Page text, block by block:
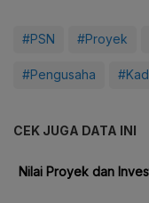
#PSN #Proyek
#Pengusaha
CEK JUGA DATA INI